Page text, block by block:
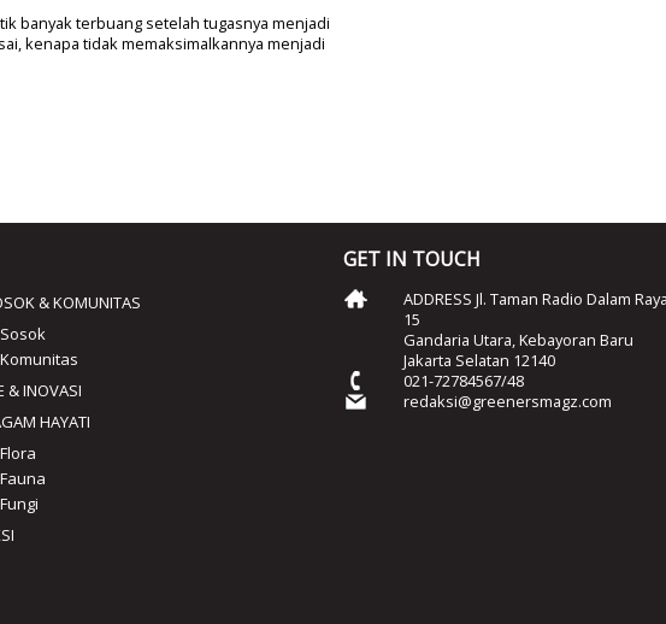
banyak terbuang setelah tugasnya menjadi
kenapa tidak memaksimalkannya menjadi
& KOMUNITAS
Sosok
Komunitas
& INOVASI
HAYATI
Flora
Fauna
Fungi
GET IN TOUCH
ADDRESS Jl. Taman Radio Dalam
15
Gandaria Utara, Kebayoran Baru
Jakarta Selatan 12140
021-72784567/48
redaksi@greenersmagz.com